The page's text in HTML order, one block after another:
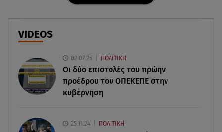
Θρίλερ στον Λυκαβηττό: Βρέθηκε σορός σε
ΑΜΜΟΣ - Η πρώτη ανάγνωση (αναλόγιο) στο
θέατρο Άβατον
το φονικό τροχαίο
VIDEOS
02.07.25 ΠΟΛΙΤΙΚΗ
Οι δύο επιστολές του πρώην
προέδρου του ΟΠΕΚΕΠE στην
κυβέρνηση
25.11.24 ΠΟΛΙΤΙΚΗ